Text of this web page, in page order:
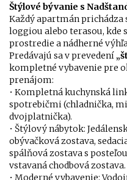
Štýlové bývanie s
Každý apartmán
loggiou alebo terasou, kde
prostredie a nádherné
Predávajú sa v prevedení
kompletné vybavenie pre
prenájom:
• Kompletná kuchynská
spotrebičmi (chladnička,
dvojplatnička).
• Štýlový nábytok:
obývačková zostava,
spálňová zostava s
vstavaná chodbová zostava.
• Moderné vybavenie: